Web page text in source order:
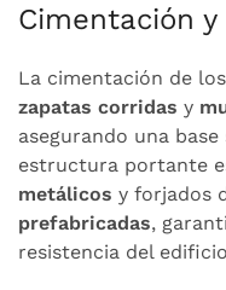
Cimentación
La cimentación de
zapatas corridas y
asegurando una
estructura portante
metálicos y forjados
prefabricadas,
resistencia del